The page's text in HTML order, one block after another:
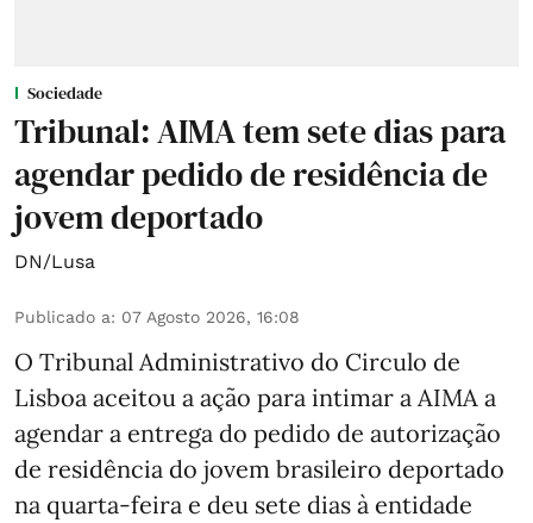
Sociedade
Tribunal: AIMA tem sete dias para
agendar pedido de residência de
jovem deportado
DN/Lusa
Publicado a: 07 Agosto 2026, 16:08
O Tribunal Administrativo do Circulo de
Lisboa aceitou a ação para intimar a AIMA a
agendar a entrega do pedido de autorização
de residência do jovem brasileiro deportado
na quarta-feira e deu sete dias à entidade